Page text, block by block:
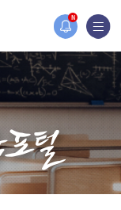
N
설되었습니다.